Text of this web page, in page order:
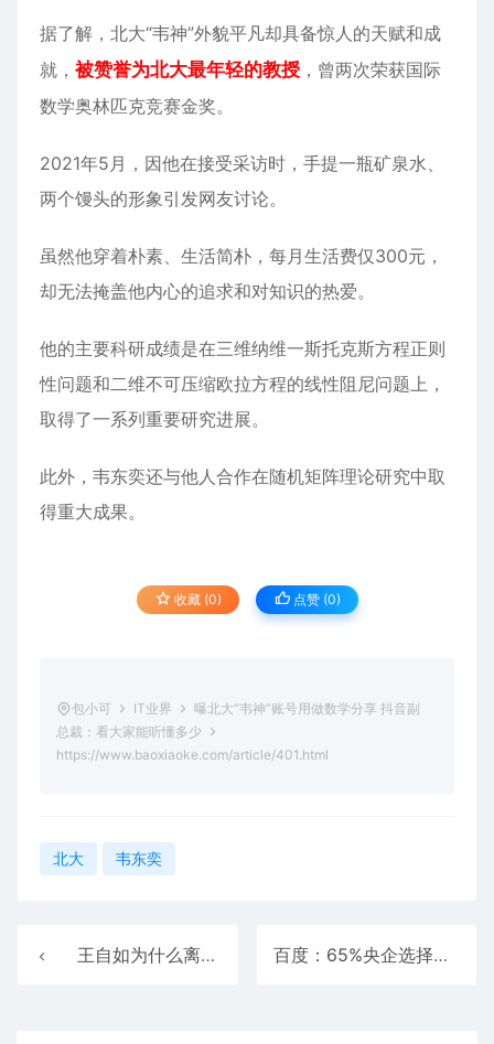
据了解，北大“韦神”外貌平凡却具备惊人的天赋和成
就， 被赞誉为北大最年轻的教授 ，曾两次荣获国际
数学奥林匹克竞赛金奖。
2021年5月，因他在接受采访时，手提一瓶矿泉水、
两个馒头的形象引发网友讨论。
虽然他穿着朴素、生活简朴，每月生活费仅300元，
却无法掩盖他内心的追求和对知识的热爱。
他的主要科研成绩是在三维纳维一斯托克斯方程正则
性问题和二维不可压缩欧拉方程的线性阻尼问题上，
取得了一系列重要研究进展。
此外，韦东奕还与他人合作在随机矩阵理论研究中取
得重大成果。
收藏 (0) 点赞 (0)
包小可 IT业界
曝北大“韦神”账号用做数学分享 抖音副
总裁：看大家能听懂多少
https://www.baoxiaoke.com/article/401.html
北大 韦东奕
王自如为什么离开格力 百度：65%央企选择我们 全栈自主可控